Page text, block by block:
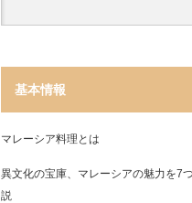
基本情報
マレーシア料理とは
異文化の宝庫、マレーシアの魅力を7
説